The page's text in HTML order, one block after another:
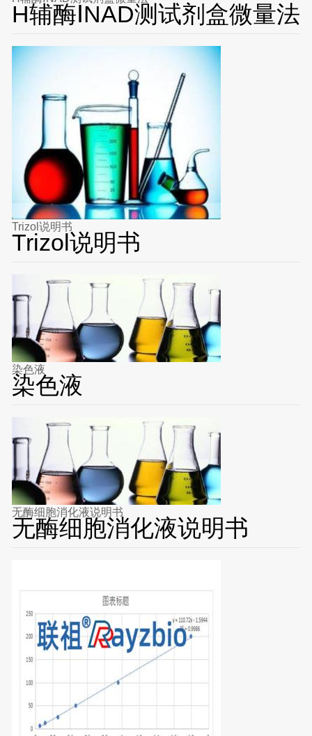
H辅酶ⅠNAD测试剂盒微量法
Trizol说明书
Trizol说明书
染色液
染色液
无酶细胞消化液说明书
无酶细胞消化液说明书